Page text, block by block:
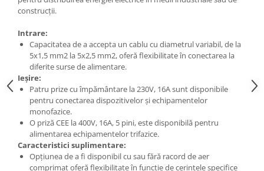
Stechere ( fise )
Contactori
Elemente de comanda si semnalizare
Relee
Separatoare de sarcina
Stabilizatoare
Transformatoare
SIGURANTE AUTOMATE
construcții.
Intrare:
Capacitatea de a accepta un cablu cu diametrul variabil, de la
5x1,5 mm2 la 5x2,5 mm2, oferă flexibilitate în conectarea la
diferite surse de alimentare.
Ieșire:
Patru prize cu împământare la 230V, 16A sunt disponibile
pentru conectarea dispozitivelor și echipamentelor
monofazice.
O priză CEE la 400V, 16A, 5 pini, este disponibilă pentru
alimentarea echipamentelor trifazice.
Caracteristici suplimentare:
Opțiunea de a fi disponibil cu sau fără racord de aer
comprimat oferă flexibilitate în funcție de cerințele specifice